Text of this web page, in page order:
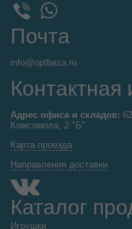
Цена от суммы ВСЕГО заказа
687.31 р. розница
639.20р. от5000
508.61р.от15000 р.
–
Набор СОЛДАТИК с
Арт:042-143
Цена от суммы ВСЕГО заказа
173.31р.розница